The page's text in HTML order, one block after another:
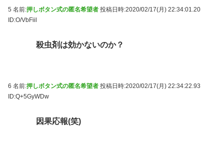
5 名前:押しボタン式の匿名希望者 投稿日時:2020/02/17(月) 22:34:01.20
ID:O/VbFiil
殺虫剤は効かないのか？
6 名前:押しボタン式の匿名希望者 投稿日時:2020/02/17(月) 22:34:22.93
ID:Q+5GyWDw
因果応報(笑)